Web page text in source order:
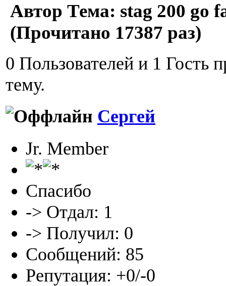
Автор Тема: stag 200 go
(Прочитано 17387 раз)
0 Пользователей и 1 Гость
тему.
Сергей
Jr. Member
Спасибо
-> Отдал: 1
-> Получил: 0
Сообщений: 85
Репутация: +0/-0